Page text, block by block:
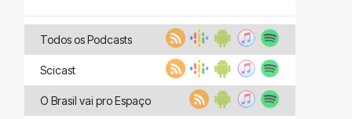
Todos os Podcasts
Scicast
O Brasil vai pro Espaço